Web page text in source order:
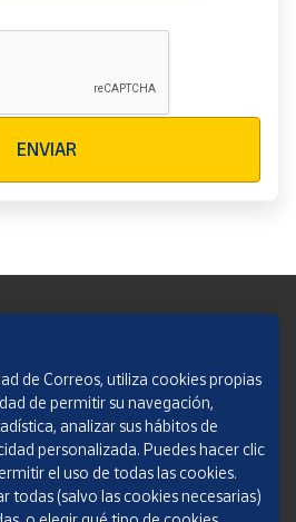
ENVIAR
de Correos, utiliza cookies propias
de permitir su navegación,
analizar sus hábitos de
personalizada. Puedes hacer clic
el uso de todas las cookies.
todas (salvo las cookies necesarias)